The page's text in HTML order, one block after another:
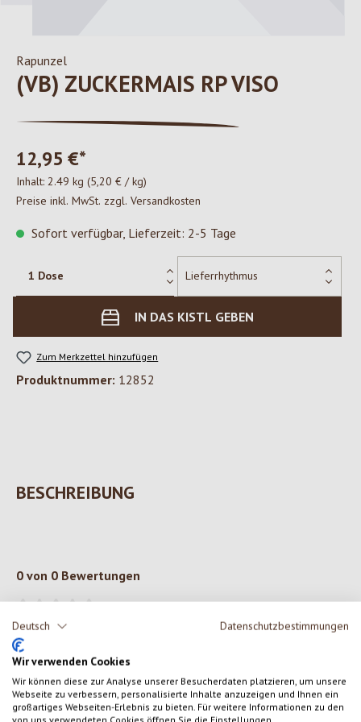
Deutsch Datenschutzbestimmungen
Wir verwenden Cookies
Wir können diese zur Analyse unserer Besucherdaten platzieren, um unsere
Webseite zu verbessern, personalisierte Inhalte anzuzeigen und Ihnen ein
großartiges Webseiten-Erlebnis zu bieten. Für weitere Informationen zu den
Rapunzel
(VB) ZUCKERMAIS RP VISO
12,95 €*
Inhalt: 2.49 kg (5,20 € / kg)
Preise inkl. MwSt. zzgl. Versandkosten
Sofort verfügbar, Lieferzeit: 2-5 Tage
IN DAS KISTL GEBEN
Zum Merkzettel hinzufügen
Produktnummer: 12852
BESCHREIBUNG
0 von 0 Bewertungen
Durchschnittliche Bewertung von 0 von 5 Sternen
Gib eine Bewertung ab!
Teile deine Erfahrungen mit dem Produkt mit anderen Kunden.
SCHREIBE EINE BEWERTUNG